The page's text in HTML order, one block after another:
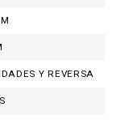
Y REVERSA